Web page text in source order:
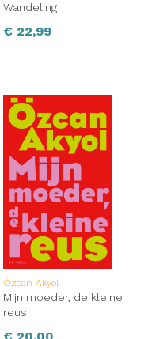
Wandeling
€ 22,99
Özcan Akyol
Mijn moeder, de kleine
reus